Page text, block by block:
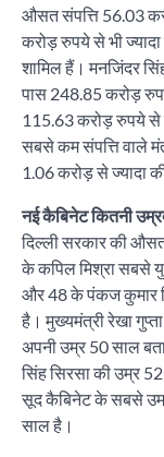
औसत संपत्ति 56.03
करोड़ रुपये से भी
शामिल हैं। मनजिंदर
पास 248.85 करोड़
115.63 करोड़ रुपये से
सबसे कम संपत्ति वाले
1.06 करोड़ से ज्यादा
नई कैबिनेट कितनी
दिल्ली सरकार की
के कपिल मिश्रा सबसे
और 48 के पंकज कुमार
है। मुख्यमंत्री रेखा
अपनी उम्र 50 साल
सिंह सिरसा की उम्र
सूद कैबिनेट के सबसे
साल है।